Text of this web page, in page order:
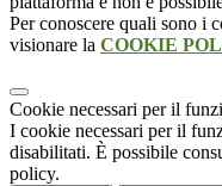
Per conoscere quali sono i
visionare la COOKIE
Cookie necessari per il
I cookie necessari per il
disabilitati. È possibile
policy.